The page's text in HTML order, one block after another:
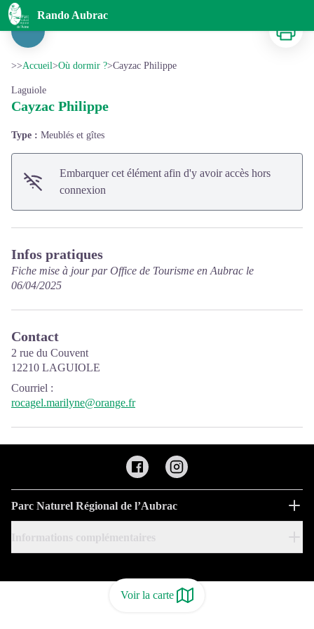
Rando Aubrac
Cayzac Philippe
Voir la carte
>>Accueil>Où dormir ?>Cayzac Philippe
Laguiole
Cayzac Philippe
Type : Meublés et gîtes
Embarquer cet élément afin d'y avoir accès hors
connexion
Infos pratiques
Fiche mise à jour par Office de Tourisme en Aubrac le
06/04/2025
Contact
2 rue du Couvent
12210 LAGUIOLE
Courriel :
rocagel.marilyne@orange.fr
Parc Naturel Régional de l’Aubrac
Informations complémentaires